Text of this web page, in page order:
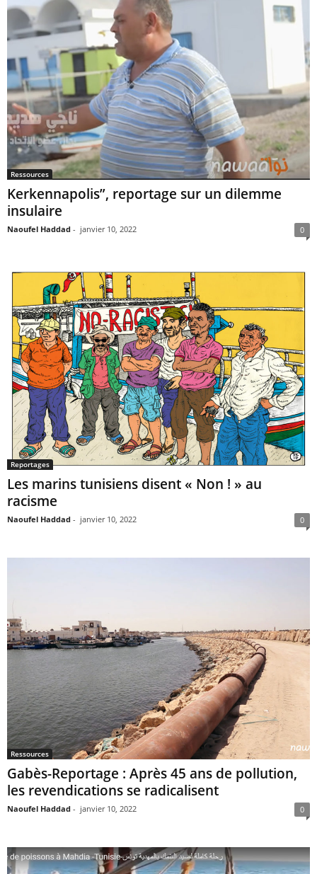
Ressources
Kerkennapolis”, reportage sur un dilemme
insulaire
Naoufel Haddad - janvier 10, 2022 0
Reportages
Les marins tunisiens disent « Non ! » au
racisme
Naoufel Haddad - janvier 10, 2022 0
Ressources
Gabès-Reportage : Après 45 ans de pollution,
les revendications se radicalisent
Naoufel Haddad - janvier 10, 2022 0